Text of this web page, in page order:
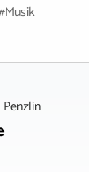
Penzlin